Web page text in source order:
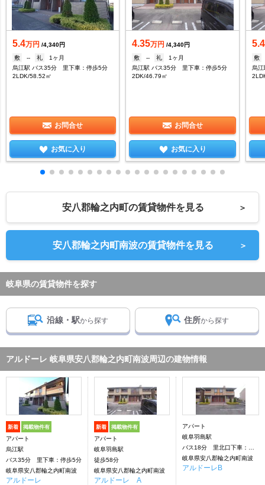
5.4万円 /4,340円
敷
-- 礼
1ヶ月
烏江駅 バス35分 里下車：停歩5分
2LDK/58.52㎡
お問合せ
お気に入り
4.35万円 /4,340円
敷
-- 礼
1ヶ月
烏江駅 バス35分 里下車：停歩5分
2DK/46.79㎡
お問合せ
お気に入り
5.4
敷
烏
安八郡輪之内町の賃貸物件を見る ＞
安八郡輪之内町南波の賃貸物件を見る ＞
岐阜県の賃貸物件を探す
沿線・駅から探す 住所から探す
アルドーレ 岐阜県安八郡輪之内町南波周辺の建物情報
新着 掲載物件有
アパート
烏江駅
バス35分 里下車：停歩5分
岐阜県安八郡輪之内町南波
アルドーレ
新着 掲載物件有
アパート
岐阜羽島駅
徒歩58分
岐阜県安八郡輪之内町南波
アルドーレ A
アパート
岐阜羽島駅
バス18分 里北口下車：停歩5分
岐阜県安八郡輪之内町南波
アルドーレB